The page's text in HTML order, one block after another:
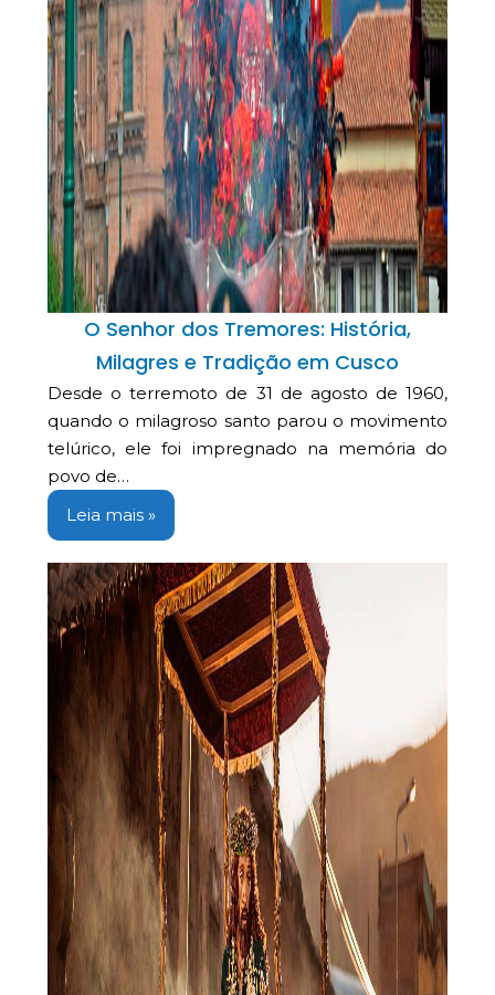
O Senhor dos Tremores: História,
Milagres e Tradição em Cusco
Desde o terremoto de 31 de agosto de 1960,
quando o milagroso santo parou o movimento
telúrico, ele foi impregnado na memória do
povo de…
Leia mais »